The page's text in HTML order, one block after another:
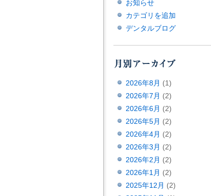
お知らせ
カテゴリを追加
デンタルブログ
2026年8月 (1)
2026年7月 (2)
2026年6月 (2)
2026年5月 (2)
2026年4月 (2)
2026年3月 (2)
2026年2月 (2)
2026年1月 (2)
2025年12月 (2)